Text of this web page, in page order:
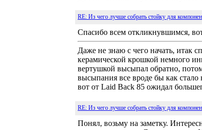
RE: Из чего лучше собрать стойку для
Спасибо всем откликнувшимся,
Даже не знаю с чего начать, итак
керамической крошкой немного
вертушкой высыпал обратно,
высыпания все вроде бы как
вот от Laid Back 85 ожидал
RE: Из чего лучше собрать стойку для
Понял, возьму на заметку.